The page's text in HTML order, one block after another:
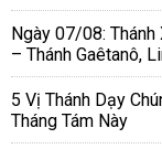
Ngày 07/08:
– Thánh Gaêtanô,
5 Vị Thánh Dạy
Tháng Tám Này